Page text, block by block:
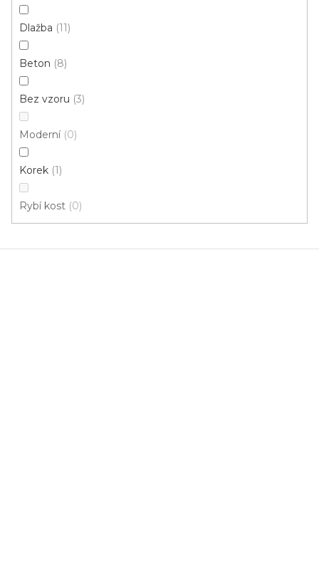
Dlažba 11
Beton 8
Bez vzoru 3
Moderní 0
Korek 1
Rybí kost 0